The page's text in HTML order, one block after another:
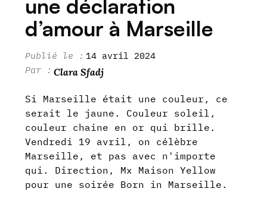
une déclaration
d’amour à Marseille
14 avril 2024
Clara Sfadj
Si Marseille était une couleur, ce
serait le jaune. Couleur soleil,
couleur chaine en or qui brille.
Vendredi 19 avril, on célèbre
Marseille, et pas avec n'importe
qui. Direction, Mx Maison Yellow
pour une soirée Born in Marseille.